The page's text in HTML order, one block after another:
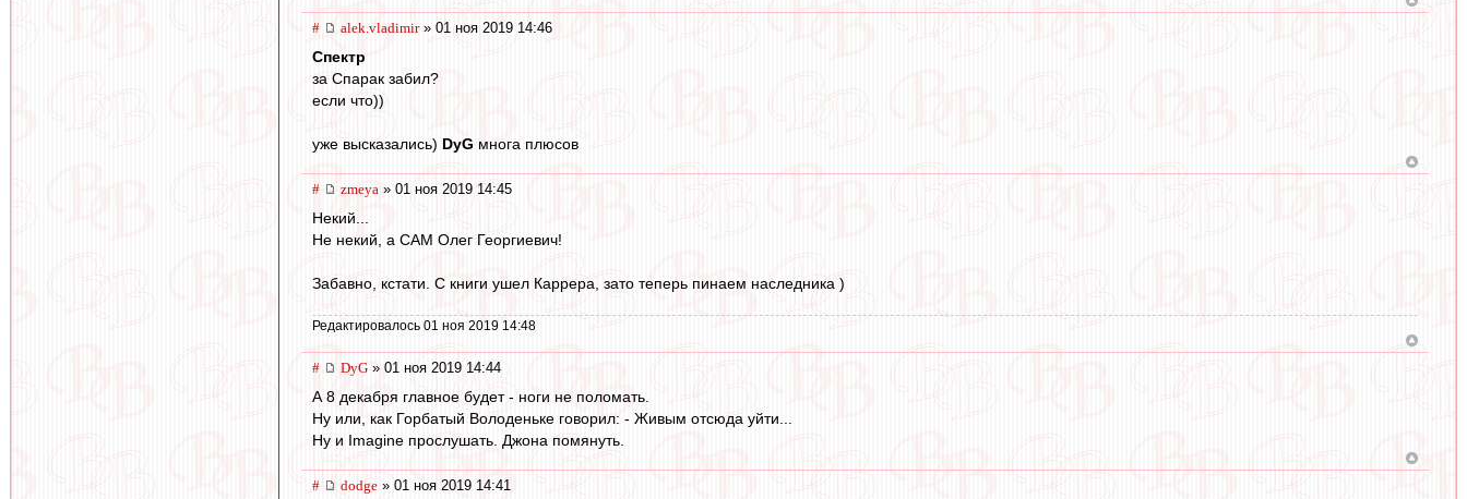
# alek.vladimir» 01 ноя 2019 14:46
Спектр
за Спарак забил?
если что))
уже высказались) DyG многа плюсов
# zmeya » 01 ноя 2019 14:45
Некий...
Не некий, а САМ Олег Георгиевич!
Забавно, кстати. С книги ушел Каррера, зато теперь пинаем наследника )
Редактировалось 01 ноя 2019 14:48
# DyG » 01 ноя 2019 14:44
А 8 декабря главное будет - ноги не поломать.
Ну или, как Горбатый Володеньке говорил: - Живым отсюда уйти...
Ну и Imagine прослушать. Джона помянуть.
# dodge » 01 ноя 2019 14:41